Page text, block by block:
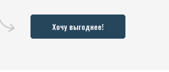
Хочу выгоднее!